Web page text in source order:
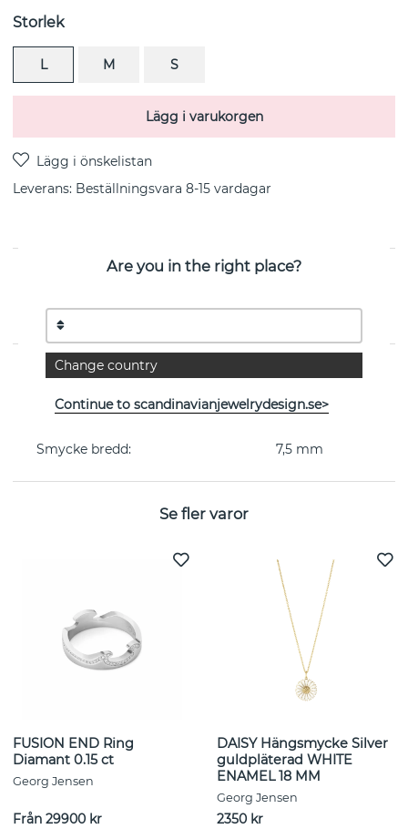
Storlek
L M S
Lägg i varukorgen
Leverans: Beställningsvara 8-15 vardagar
PRODUKTBESKRIVNING
FUSION OPEN BANGLE Armband i 18k guld från danska
Georg Jensen
EGENSKAPER
Kollektion: FUSION
Smycke bredd: 7,5 mm
Se fler varor
FUSION END Ring
Diamant 0.15 ct
Georg Jensen
Från 29900 kr
DAISY Hängsmycke Silver
guldpläterad WHITE
ENAMEL 18 MM
Georg Jensen
2350 kr
Are you in the right place?
Change country
Continue to scandinavianjewelrydesign.se>